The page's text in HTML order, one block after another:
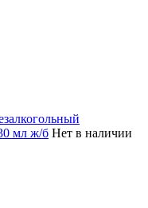
мл ж/б Нет в наличии